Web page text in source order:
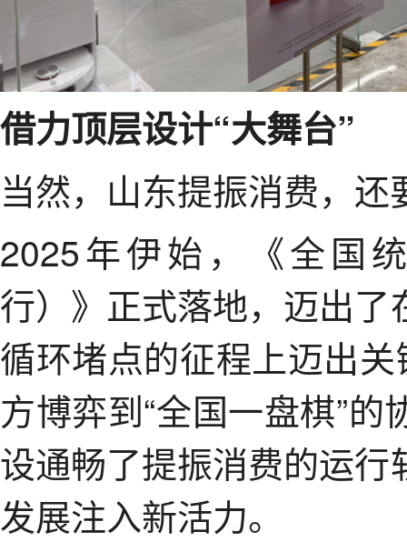
借力顶层设计“大舞台”
当然，山东提振消费，
2025年伊始，《全国
行）》正式落地，迈出
循环堵点的征程上迈出
方博弈到“全国一盘棋”
设通畅了提振消费的运
发展注入新活力。